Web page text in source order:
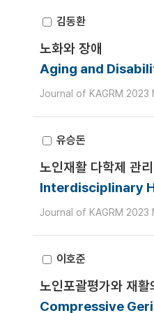
김동환
노화와 장애
Aging and
Journal of KAGRM 2023
유승돈
노인재활 다학제 관
Interdisciplinary
Journal of KAGRM 2023
이호준
노인포괄평가와 재활
Compressive